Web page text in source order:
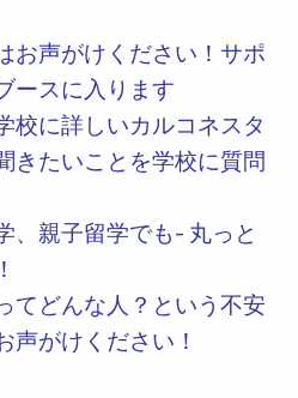
お声がけください！サポ
ースに入ります
校に詳しいカルコネスタ
きたいことを学校に質問
、親子留学でも- 丸っと
てどんな人？という不安
声がけください！